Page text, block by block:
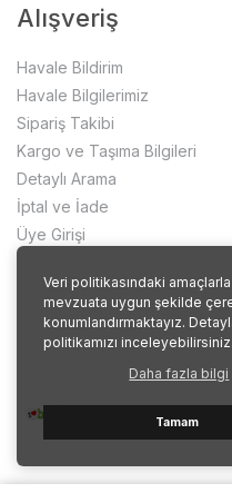
Veri politikasındaki amaçlarla
mevzuata uygun şekilde
konumlandırmaktayız.
politikamızı inceleyebilirsiniz.
Daha fazla bilgi
Tamam
Alışveriş
Havale Bildirim
Havale Bilgilerimiz
Sipariş Takibi
Kargo ve Taşıma Bilgileri
Detaylı Arama
İptal ve İade
Üye Girişi